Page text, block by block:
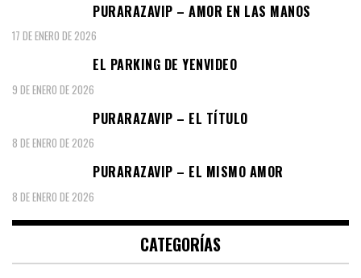
PURARAZAVIP – AMOR EN LAS MANOS
17 DE ENERO DE 2026
EL PARKING DE YENVIDEO
9 DE ENERO DE 2026
PURARAZAVIP – EL TÍTULO
8 DE ENERO DE 2026
PURARAZAVIP – EL MISMO AMOR
8 DE ENERO DE 2026
CATEGORÍAS